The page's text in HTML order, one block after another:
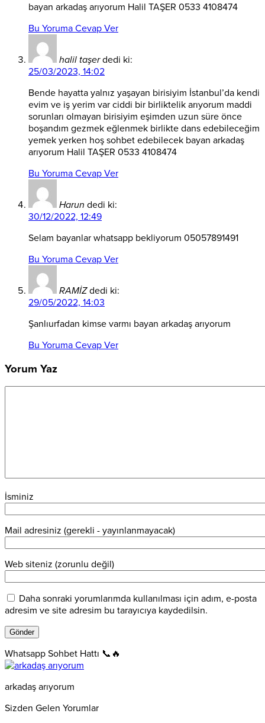
bayan arkadaş arıyorum Halil TAŞER 0533 4108474
Bu Yoruma Cevap Ver
halil taşer dedi ki:
25/03/2023, 14:02
Bende hayatta yalnız yaşayan birisiyim İstanbul’da kendi
evim ve iş yerim var ciddi bir birliktelik arıyorum maddi
sorunları olmayan birisiyim eşimden uzun süre önce
boşandım gezmek eğlenmek birlikte dans edebileceğim
yemek yerken hoş sohbet edebilecek bayan arkadaş
arıyorum Halil TAŞER 0533 4108474
Bu Yoruma Cevap Ver
Harun dedi ki:
30/12/2022, 12:49
Selam bayanlar whatsapp bekliyorum 05057891491
Bu Yoruma Cevap Ver
RAMİZ dedi ki:
29/05/2022, 14:03
Şanlıurfadan kimse varmı bayan arkadaş arıyorum
Bu Yoruma Cevap Ver
Yorum Yaz
İsminiz
Mail adresiniz (gerekli - yayınlanmayacak)
Web siteniz (zorunlu değil)
Daha sonraki yorumlarımda kullanılması için adım, e-posta
adresim ve site adresim bu tarayıcıya kaydedilsin.
Whatsapp Sohbet Hattı 📞🔥
arkadaş arıyorum
Sizden Gelen Yorumlar